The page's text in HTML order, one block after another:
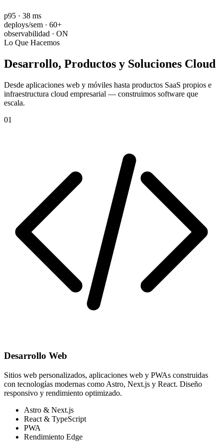
p95 · 38 ms
deploys/sem · 60+
observabilidad · ON
Lo Que Hacemos
Desarrollo, Productos y Soluciones Cloud
Desde aplicaciones web y móviles hasta productos SaaS propios e
infraestructura cloud empresarial — construimos software que
escala.
01
Desarrollo Web
Sitios web personalizados, aplicaciones web y PWAs construidas
con tecnologías modernas como Astro, Next.js y React. Diseño
responsivo y rendimiento optimizado.
Astro & Next.js
React & TypeScript
PWA
Rendimiento Edge